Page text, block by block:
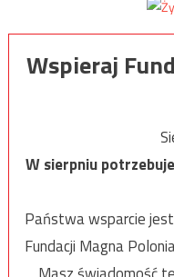
Wspieraj
W sierpniu
Państwa wsparcie
Fundacji Magna